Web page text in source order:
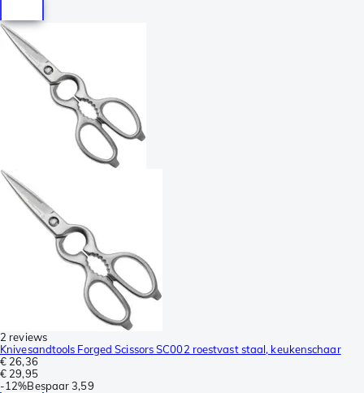
2 reviews
Knivesandtools Forged Scissors SC002 roestvast staal, keukenschaar
€ 26,36
€ 29,95
-12%Bespaar 3,59